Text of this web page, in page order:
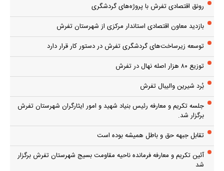
رونق اقتصادی تفرش با پروژه‌های گردشگری
بازدید معاون اقتصادی استاندار مرکزی از شهرستان تفرش
توسعه زیرساخت‌های گردشگری تفرش در دستور کار قرار دارد
توزیع ۸۰ هزار اصله نهال در تفرش
بُرد شیرین والیبال تفرش
جلسه تکریم و معارفه رئیس بنیاد شهید و امور ایثارگران شهرستان تفرش
برگزار شد.
تقابل جبهه حق و باطل همیشه بوده است
آئین تکریم و معارفه فرمانده ناحیه مقاومت بسیج شهرستان تفرش برگزار
شد